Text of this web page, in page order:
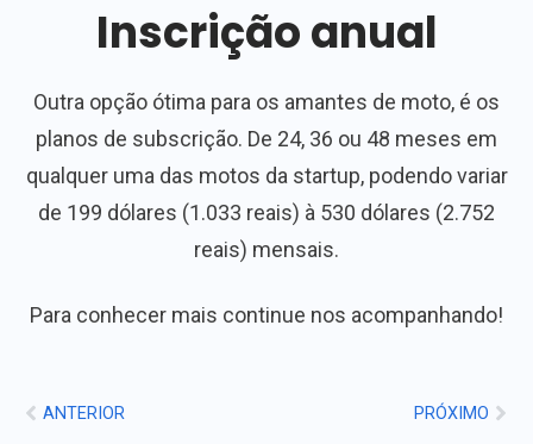
Inscrição anual
Outra opção ótima para os amantes de moto, é os
planos de subscrição. De 24, 36 ou 48 meses em
qualquer uma das motos da startup, podendo variar
de 199 dólares (1.033 reais) à 530 dólares (2.752
reais) mensais.
Para conhecer mais continue nos acompanhando!
ANTERIOR PRÓXIMO